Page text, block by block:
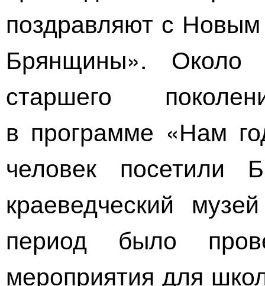
поздравляют с
Брянщины». Около
старшего
в программе «Нам
человек посетили
краеведческий
период было
мероприятия для